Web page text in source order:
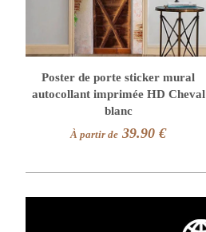
Poster de porte sticker mural
autocollant imprimée HD Cheval
blanc
À partir de 39.90 €